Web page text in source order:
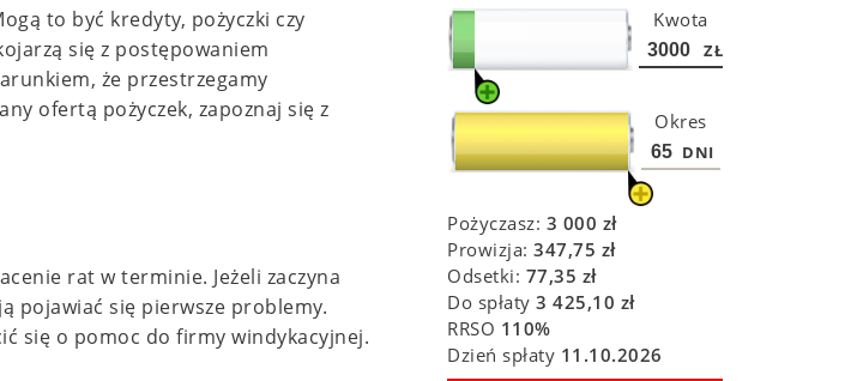
to być kredyty, pożyczki czy
się z postępowaniem
że przestrzegamy
ofertą pożyczek, zapoznaj się z
rat w terminie. Jeżeli zaczyna
pojawiać się pierwsze problemy.
się o pomoc do firmy windykacyjnej.
Kwota
ZŁ
Okres
DNI
Pożyczasz: 3 000 zł
Prowizja: 347,75 zł
Odsetki: 77,35 zł
Do spłaty 3 425,10 zł
RRSO 110%
Dzień spłaty 11.10.2026